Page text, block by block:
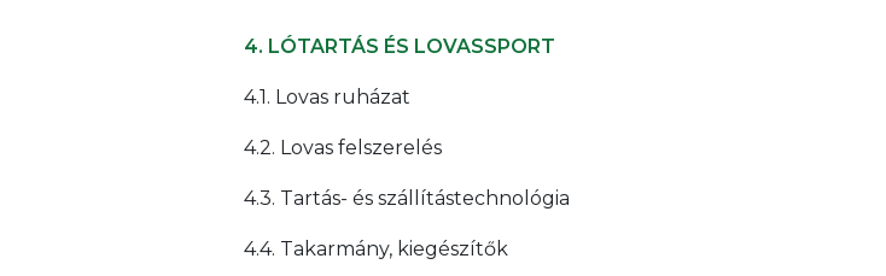
4. LÓTARTÁS ÉS LOVASSPORT
4.1. Lovas ruházat
4.2. Lovas felszerelés
4.3. Tartás- és szállítástechnológia
4.4. Takarmány, kiegészítők